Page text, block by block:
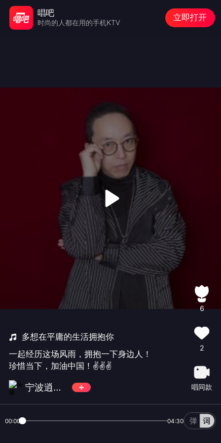
多想在平庸的生活拥抱你
一起经历这场风雨，拥抱一下身边人！
珍惜当下，加油中国！✌✌✌
宁波逍遥哥
6
2
唱同款
00:00 04:30
唱吧
时尚的人都在用的手机KTV
立即打开